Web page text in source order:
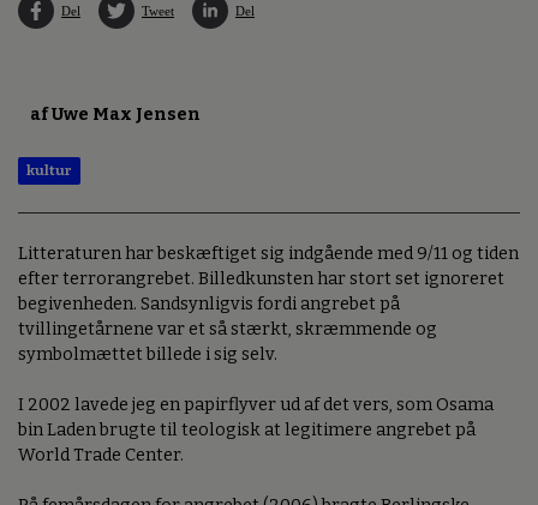
Del Tweet Del
af Uwe Max Jensen
kultur
Litteraturen har beskæftiget sig indgående med 9/11 og tiden
efter terrorangrebet. Billedkunsten har stort set ignoreret
begivenheden. Sandsynligvis fordi angrebet på
tvillingetårnene var et så stærkt, skræmmende og
symbolmættet billede i sig selv.
I 2002 lavede jeg en papirflyver ud af det vers, som Osama
bin Laden brugte til teologisk at legitimere angrebet på
World Trade Center.